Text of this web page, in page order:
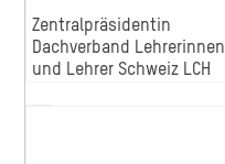
Zentralpräsidentin
Dachverband Lehrerinnen
und Lehrer Schweiz LCH